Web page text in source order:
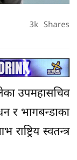
3k Shares
उपमहासचिव
र भागबन्डाका
स्वतन्त्र